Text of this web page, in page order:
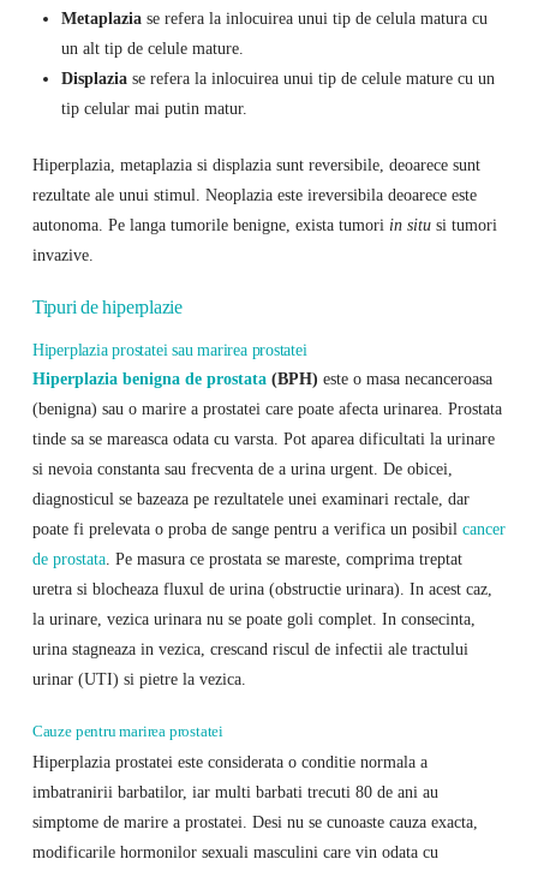
Metaplaziase refera la inlocuirea unui tip de celula matura cu
un alt tip de celule mature.
Displaziase refera la inlocuirea unui tip de celule mature cu un
tip celular mai putin matur.
Hiperplazia, metaplazia si displazia sunt reversibile, deoarece sunt
rezultate ale unui stimul. Neoplazia este ireversibila deoarece este
autonoma. Pe langa tumorile benigne, exista tumori in situsi tumori
invazive.
Tipuri de hiperplazie
Hiperplazia prostatei sau marirea prostatei
Hiperplazia benigna de prostata(BPH) este o masa necanceroasa
(benigna) sau o marire a prostatei care poate afecta urinarea. Prostata
tinde sa se mareasca odata cu varsta. Pot aparea dificultati la urinare
si nevoia constanta sau frecventa de a urina urgent. De obicei,
diagnosticul se bazeaza pe rezultatele unei examinari rectale, dar
poate fi prelevata o proba de sange pentru a verifica un posibil cancer
de prostata. Pe masura ce prostata se mareste, comprima treptat
uretra si blocheaza fluxul de urina (obstructie urinara). In acest caz,
la urinare, vezica urinara nu se poate goli complet. In consecinta,
urina stagneaza in vezica, crescand riscul de infectii ale tractului
urinar (UTI) si pietre la vezica.
Cauze pentru marirea prostatei
Hiperplazia prostatei este considerata o conditie normala a
imbatranirii barbatilor, iar multi barbati trecuti 80 de ani au
simptome de marire a prostatei. Desi nu se cunoaste cauza exacta,
modificarile hormonilor sexuali masculini care vin odata cu